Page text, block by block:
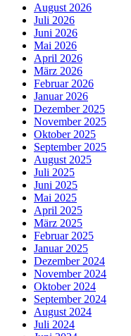
August 2026
Juli 2026
Juni 2026
Mai 2026
April 2026
März 2026
Februar 2026
Januar 2026
Dezember 2025
November 2025
Oktober 2025
September 2025
August 2025
Juli 2025
Juni 2025
Mai 2025
April 2025
März 2025
Februar 2025
Januar 2025
Dezember 2024
November 2024
Oktober 2024
September 2024
August 2024
Juli 2024